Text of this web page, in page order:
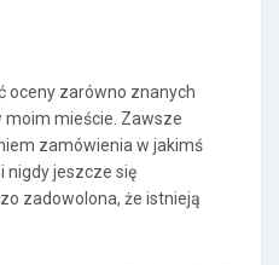
oceny zarówno znanych
moim mieście. Zawsze
zamówienia w jakimś
nigdy jeszcze się
zadowolona, że istnieją